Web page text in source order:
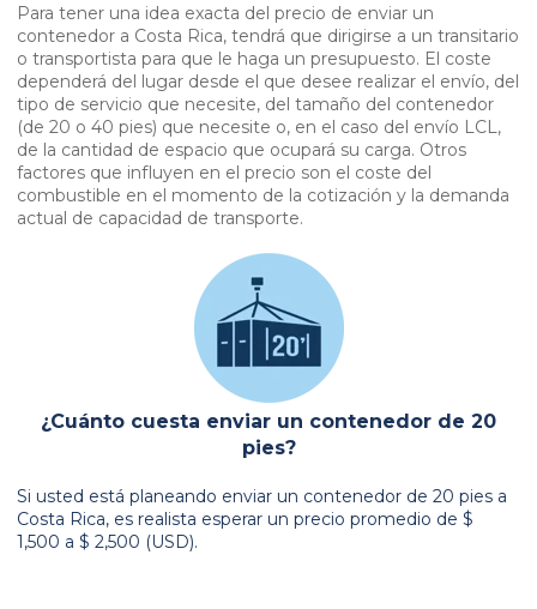
Para tener una idea exacta del precio de enviar un
contenedor a Costa Rica, tendrá que dirigirse a un transitario
o transportista para que le haga un presupuesto. El coste
dependerá del lugar desde el que desee realizar el envío, del
tipo de servicio que necesite, del tamaño del contenedor
(de 20 o 40 pies) que necesite o, en el caso del envío LCL,
de la cantidad de espacio que ocupará su carga. Otros
factores que influyen en el precio son el coste del
combustible en el momento de la cotización y la demanda
actual de capacidad de transporte.
¿Cuánto cuesta enviar un contenedor de 20
pies?
Si usted está planeando enviar un contenedor de 20 pies a
Costa Rica, es realista esperar un precio promedio de $
1,500 a $ 2,500 (USD).